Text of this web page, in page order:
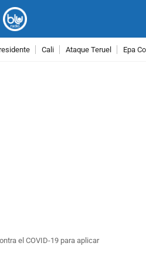
Cali Ataque Teruel Epa
el COVID-19 para aplicar